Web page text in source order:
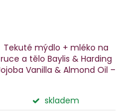
Tekuté mýdlo + mléko na
ruce a tělo Baylis & Harding
Vanilla & Almond Oil –
skladem